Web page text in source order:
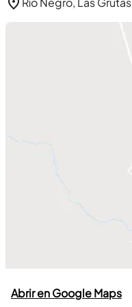
Abrir en Google Maps